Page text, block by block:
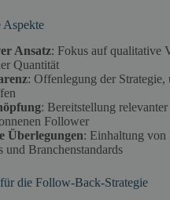
Aspekte
Ansatz: Fokus auf qualitative
Quantität
: Offenlegung der Strategie,
: Bereitstellung
Follower
Überlegungen: Einhaltung von
und Branchenstandards
die Follow-Back-Strategie